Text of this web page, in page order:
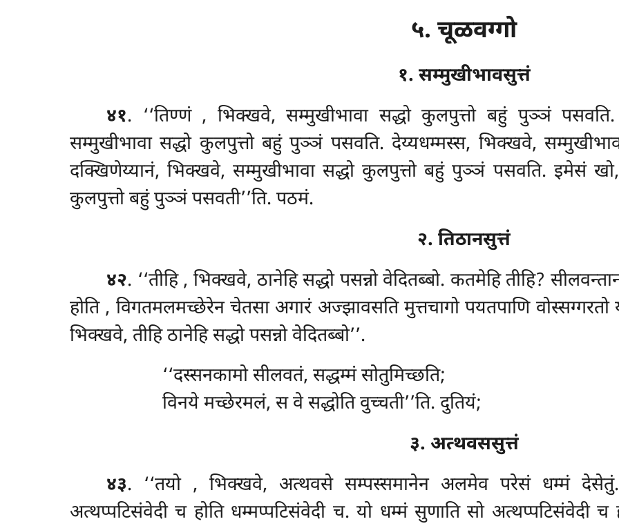
५. चूळवग्गो
१. सम्मुखीभावसुत्तं
४१. ‘‘तिण्णं , भिक्खवे, सम्मुखीभावा सद्धो कुलपुत्तो बहुं पुञ्ञं
सम्मुखीभावा सद्धो कुलपुत्तो बहुं पुञ्ञं पसवति. देय्यधम्मस्स, भिक्खवे,
दक्खिणेय्यानं, भिक्खवे, सम्मुखीभावा सद्धो कुलपुत्तो बहुं पुञ्ञं पसवति. इमेसं
कुलपुत्तो बहुं पुञ्ञं पसवती’’ति. पठमं.
२. तिठानसुत्तं
४२. ‘‘तीहि , भिक्खवे, ठानेहि सद्धो पसन्नो वेदितब्बो. कतमेहि तीहि?
होति , विगतमलमच्छेरेन चेतसा अगारं अज्झावसति मुत्तचागो पयतपाणि वोस्सग्गरतो
भिक्खवे, तीहि ठानेहि सद्धो पसन्नो वेदितब्बो’’.
‘‘दस्सनकामो सीलवतं, सद्धम्मं सोतुमिच्छति;
विनये मच्छेरमलं, स वे सद्धोति वुच्चती’’ति. दुतियं;
३. अत्थवससुत्तं
४३. ‘‘तयो , भिक्खवे, अत्थवसे सम्पस्समानेन अलमेव परेसं धम्मं
अत्थप्पटिसंवेदी च होति धम्मप्पटिसंवेदी च. यो धम्मं सुणाति सो अत्थप्पटिसंवेदी